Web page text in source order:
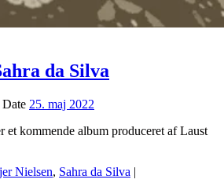
da Silva
Date 25. maj 2022
et kommende album produceret af Laust
Nielsen, Sahra da Silva |